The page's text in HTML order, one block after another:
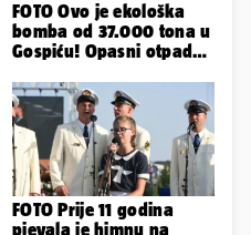
FOTO Ovo je ekološka
bomba od 37.000 tona u
Gospiću! Opasni otpad
FOTO Prije 11 godina
pjevala je himnu na